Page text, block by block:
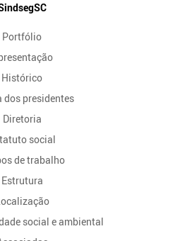
Portfólio
Histórico
dos presidentes
Diretoria
social
de trabalho
Estrutura
social e ambiental